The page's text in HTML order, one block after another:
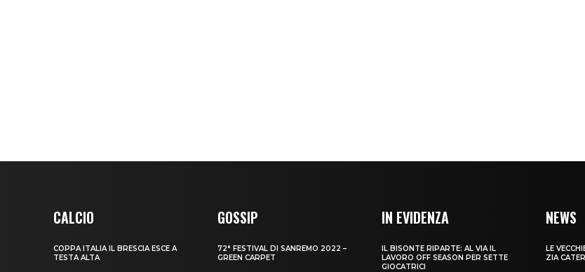
CALCIO
COPPA ITALIA IL BRESCIA ESCE A
TESTA ALTA
GOSSIP
72° FESTIVAL DI SANREMO 2022 –
GREEN CARPET
IN EVIDENZA
IL BISONTE RIPARTE: AL VIA IL
LAVORO OFF SEASON PER SETTE
GIOCATRICI
NEWS
LE
ZIA